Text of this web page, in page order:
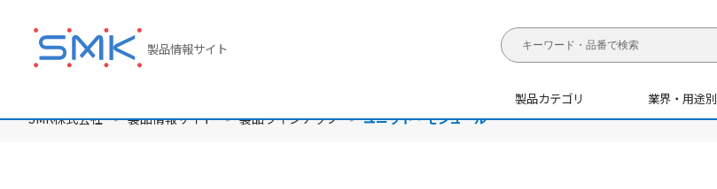
テ
製品情報サイト
製品カテゴリ 業界・用途別
SMK株式会社
製品情報サイト 製品ラインナップ ユニット・モジュール